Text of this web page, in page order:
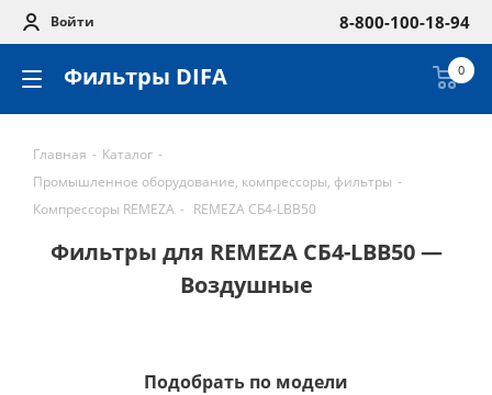
Войти 8-800-100-18-94
Фильтры DIFA 0
Главная - Каталог -
Промышленное оборудование, компрессоры, фильтры -
Компрессоры REMEZA - REMEZA СБ4-LBB50
Фильтры для REMEZA СБ4-LBB50 —
Воздушные
Подобрать по модели